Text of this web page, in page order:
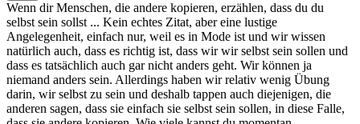
Wenn dir Menschen, die andere kopieren, erzählen, dass du du
selbst sein sollst ... Kein echtes Zitat, aber eine lustige
Angelegenheit, einfach nur, weil es in Mode ist und wir wissen
natürlich auch, dass es richtig ist, dass wir wir selbst sein sollen und
dass es tatsächlich auch gar nicht anders geht. Wir können ja
niemand anders sein. Allerdings haben wir relativ wenig Übung
darin, wir selbst zu sein und deshalb tappen auch diejenigen, die
anderen sagen, dass sie einfach sie selbst sein sollen, in diese Falle,